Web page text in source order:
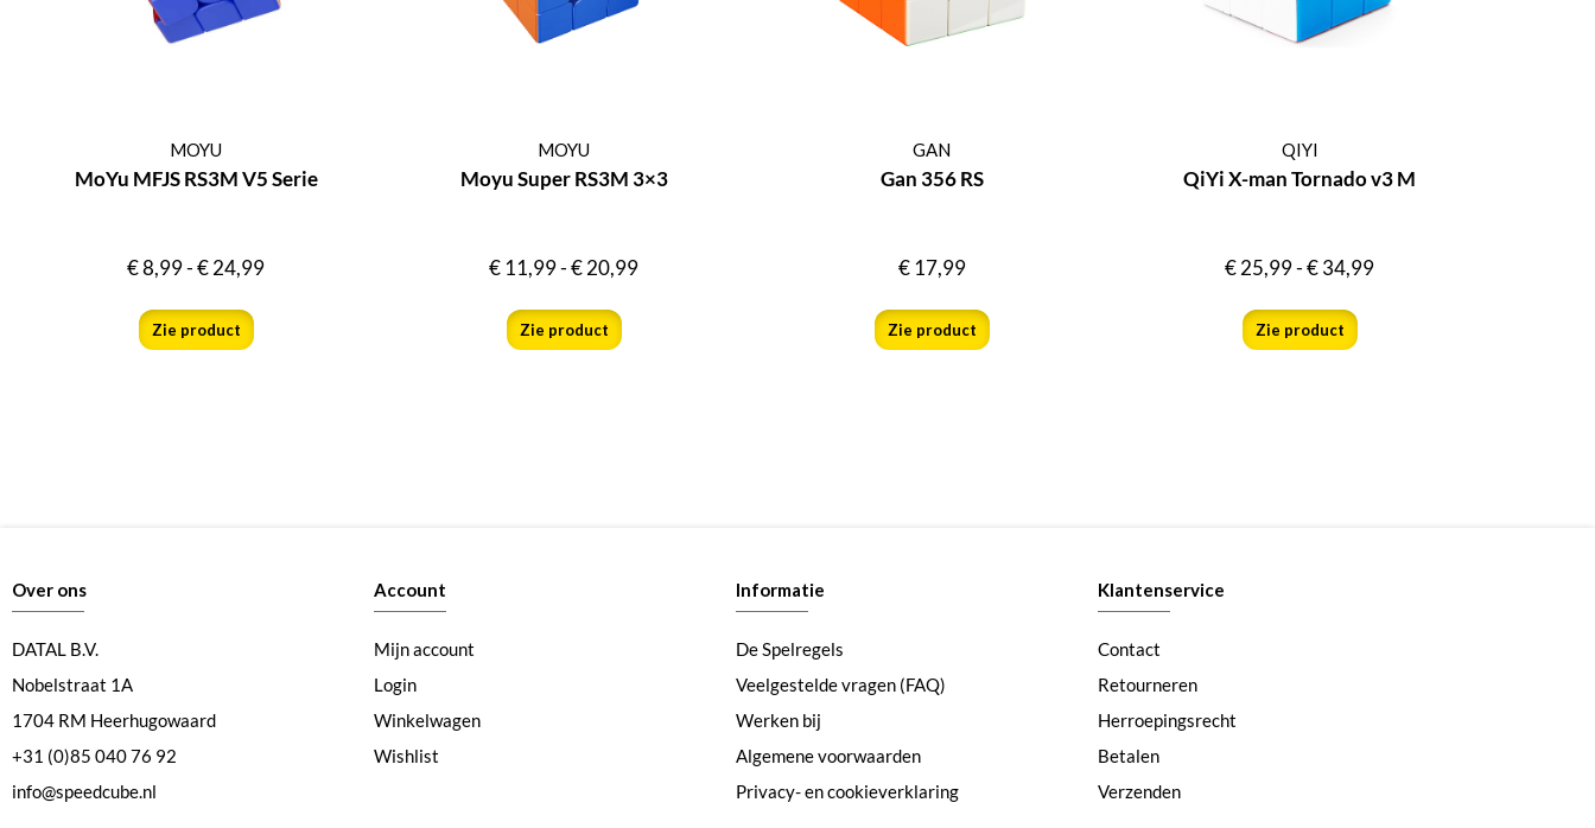
MOYU
MoYu MFJS RS3M V5 Serie
€8,99-€24,99
Zie product
MOYU
Moyu Super RS3M 3×3
€11,99-€20,99
Zie product
GAN
Gan 356 RS
€17,99
Zie product
QIYI
QiYi X-man Tornado v3 M
€25,99-€34,99
Zie product
Over ons
DATAL B.V.
Nobelstraat 1A
1704 RM Heerhugowaard
+31 (0)85 040 76 92
info@speedcube.nl
Account
Mijn account
Login
Winkelwagen
Wishlist
Informatie
De Spelregels
Veelgestelde vragen (FAQ)
Werken bij
Algemene voorwaarden
Privacy- en cookieverklaring
Klantenservice
Contact
Retourneren
Herroepingsrecht
Betalen
Verzenden